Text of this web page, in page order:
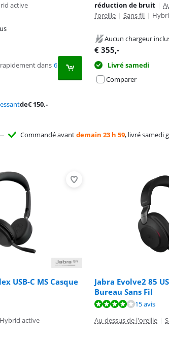
active
dans 6
de€150,-
réduction de bruit |
l'oreille | Sans fil |
Aucun chargeur
€ 355,-
Livré samedi
Comparer
Commandé avantdemain 23 h 59, livré samedi
USB-C MS Casque
sur 26 avis.
Hybrid active
Jabra Evolve2 85
Bureau Sans Fil
sur 15 avis.
15 avis
Au-dessus de l'oreille |
sur 26 avis.